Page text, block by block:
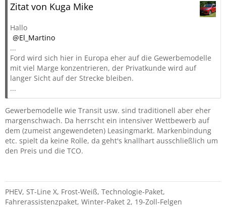
Zitat von Kuga Mike
Hallo
El_Martino
...
Ford wird sich hier in Europa eher auf die Gewerbemodelle
mit viel Marge konzentrieren, der Privatkunde wird auf
langer Sicht auf der Strecke bleiben.
...
Gewerbemodelle wie Transit usw. sind traditionell aber eher
margenschwach. Da herrscht ein intensiver Wettbewerb auf
dem (zumeist angewendeten) Leasingmarkt. Markenbindung
etc. spielt da keine Rolle, da geht's knallhart ausschließlich um
den Preis und die TCO.
PHEV, ST-Line X, Frost-Weiß, Technologie-Paket,
Fahrerassistenzpaket, Winter-Paket 2, 19-Zoll-Felgen